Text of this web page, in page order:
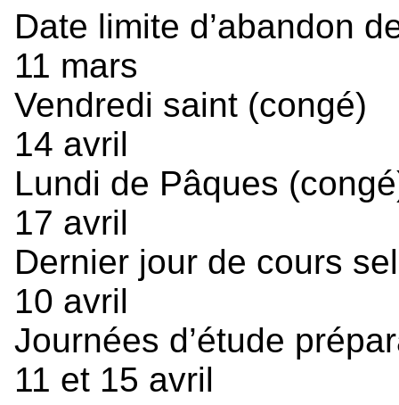
Date limite d’abandon
11 mars
Vendredi saint (congé)
14 avril
Lundi de Pâques
17 avril
Dernier jour de cours
10 avril
Journées d’étude
11 et 15 avril